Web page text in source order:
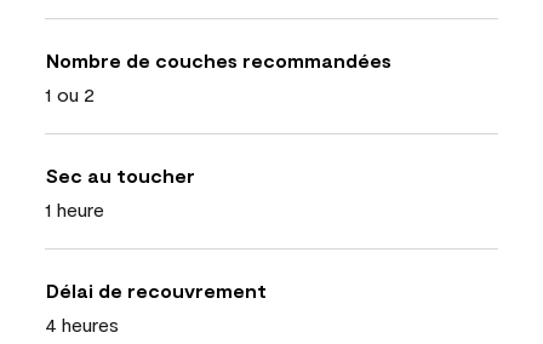
Nombre de couches recommandées
1 ou 2
Sec au toucher
1 heure
Délai de recouvrement
4 heures